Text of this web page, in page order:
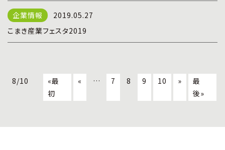
2019.05.27
こまき産業フェスタ2019
8/10
«最
初
« … 7 8 9 10 »
最
後»